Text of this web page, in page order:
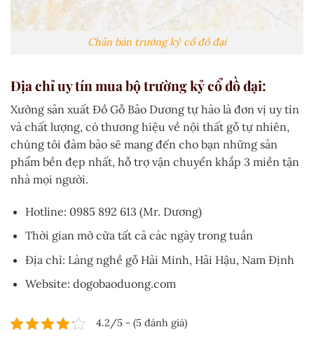
Chân bàn trường kỷ cổ đồ đại
Địa chỉ uy tín mua bộ trường kỷ cổ đồ đại:
Xưởng sản xuất Đồ Gỗ Bảo Dương tự hào là đơn vị uy tín
và chất lượng, có thương hiệu về nội thất gỗ tự nhiên,
chúng tôi đảm bảo sẽ mang đến cho bạn những sản
phẩm bền đẹp nhất, hỗ trợ vận chuyển khắp 3 miền tận
nhà mọi người.
Hotline: 0985 892 613 (Mr. Dương)
Thời gian mở cửa tất cả các ngày trong tuần
Địa chỉ: Làng nghề gỗ Hải Minh, Hải Hậu, Nam Định
Website: dogobaoduong.com
4.2/5 - (5 đánh giá)